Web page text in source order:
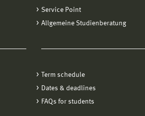
Service Point
Allgemeine Studienberatung
Term schedule
Dates & deadlines
FAQs for students